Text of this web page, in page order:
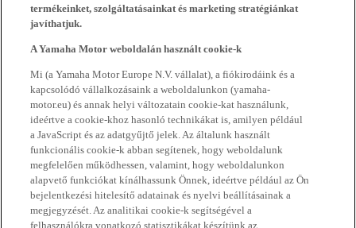
termékeinket, szolgáltatásainkat és marketing stratégiánkat
javíthatjuk.
A Yamaha Motor weboldalán használt cookie-k
Mi (a Yamaha Motor Europe N.V. vállalat), a fiókirodáink és a
kapcsolódó vállalkozásaink a weboldalunkon (yamaha-
motor.eu) és annak helyi változatain cookie-kat használunk,
ideértve a cookie-khoz hasonló technikákat is, amilyen például
a JavaScript és az adatgyűjtő jelek. Az általunk használt
funkcionális cookie-k abban segítenek, hogy weboldalunk
megfelelően működhessen, valamint, hogy weboldalunkon
alapvető funkciókat kínálhassunk Önnek, ideértve például az Ön
bejelentkezési hitelesítő adatainak és nyelvi beállításainak a
megjegyzését. Az analitikai cookie-k segítségével a
felhasználókra vonatkozó statisztikákat készítünk az